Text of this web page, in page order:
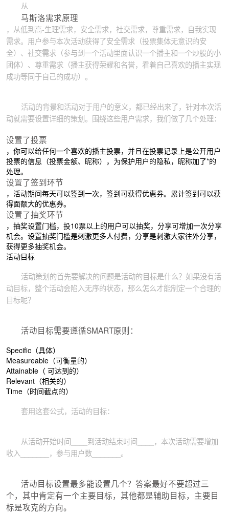
从
马斯洛需求原理
，从低到高-生理需求，安全需求，社交需求，尊重需求，自我实现
需求。用户参与本次活动获得了安全需求（投票集体无意识的安
全）、社交需求（参与到一个活动里面认识一个播主和一个炒股的小
团体）、尊重需求（播主获得荣耀和名誉，看着自己喜欢的播主实现
成功等同于自己的成功）。
活动的背景和活动对于用户的意义，都已经出来了，针对本次活
动就需要设置详细的策划。围绕这些用户需求，我们做了几个处理：
设置了投票
，你可以给任何一个喜欢的播主投票，并且在投票记录上是公开用户
投票的信息（投票金额、昵称），为保护用户的隐私，昵称加了*的
处理。
设置了签到环节
，活动期间每天可以签到一次，签到可获得优惠券。累计签到可以获
得面额大的优惠券。
设置了抽奖环节
，抽奖设置门槛，投10票以上的用户可以抽奖，分享可增加一次分享
机会。设置抽奖门槛是刺激更多人付费，分享是刺激大家往外分享，
获得更多抽奖机会。
活动目标
活动策划的首先要解决的问题是活动的目标是什么？如果没有活
动目标，整个活动会陷入无序的状态，那么怎么才能制定一个合理的
目标呢？
活动目标需要遵循SMART原则：
Specific（具体）
Measureable（可衡量的）
Attainable（ 可达到的）
Relevant（相关的）
Time（时间截点的）
套用这套公式，活动的目标：
从活动开始时间____到活动结束时间____，本次活动需要增加
收入_______，参与用户数_______。
活动目标设置最多能设置几个？答案最好不要超过三
个，其中肯定有一个主要目标，其他都是辅助目标，主要目
标是攻克的方向。